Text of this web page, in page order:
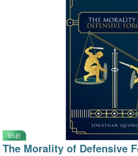
95折
The Morality of Defensive